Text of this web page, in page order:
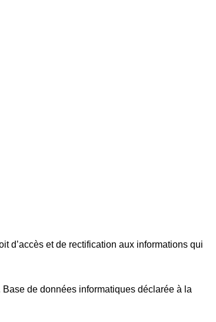
d’accès et de rectification aux informations qui
de données informatiques déclarée à la